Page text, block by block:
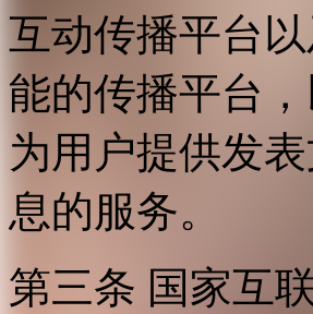
互动传播平台
能的传播平台
为用户提供发
息的服务。
第三条 国家互